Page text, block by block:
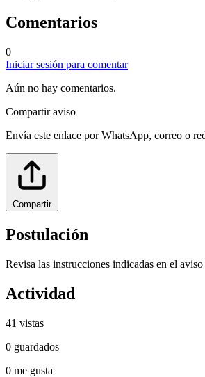
Comentarios
0
Iniciar sesión para comentar
Aún no hay comentarios.
Compartir aviso
Envía este enlace por WhatsApp, correo o
Compartir
Postulación
Revisa las instrucciones indicadas en el aviso
Actividad
41 vistas
0 guardados
0 me gusta